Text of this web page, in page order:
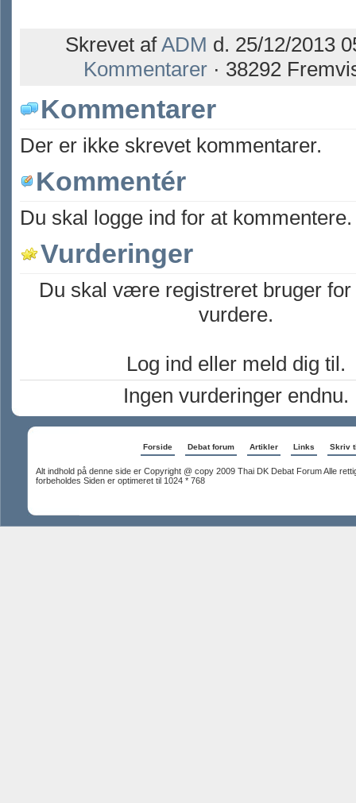
Skrevet afADM d. 25/12/2013
Kommentarer · 38292
Kommentarer
Der er ikke skrevet kommentarer.
Kommentér
Du skal logge ind for at kommentere.
Vurderinger
Du skal være registreret bruger for
vurdere.
Log ind eller meld dig til.
Ingen vurderinger endnu.
Forside Debat forum Artikler Links Skriv
Alt indhold på denne side er Copyright @ copy 2009 Thai DK Debat Forum Alle
forbeholdes Siden er optimeret til 1024 * 768